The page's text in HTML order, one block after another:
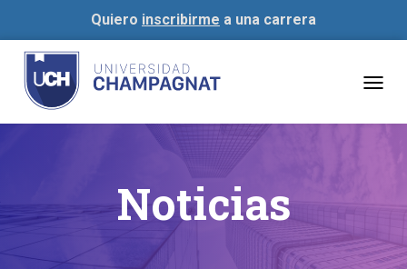
Quiero inscribirme a una carrera
Noticias